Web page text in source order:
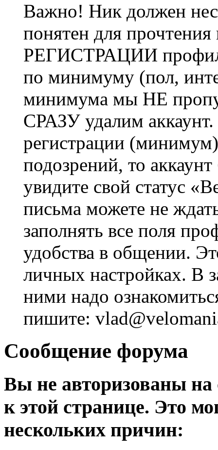
Важно! Ник должен
понятен для
РЕГИСТРАЦИИ профиль
по минимуму (пол,
минимума мы НЕ
СРАЗУ удалим
регистрации
подозрений, то
увидите свой статус
письма можете не
заполнять все поля
удобства в общении.
личных настройках. В
ними надо
пишите:
Сообщение форума
Вы не авторизованы на
к этой странице. Это
нескольких причин: